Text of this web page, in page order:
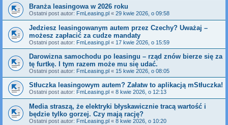
Branża leasingowa w 2026 roku
Ostatni post autor: FmLeasing.pl « 29 kwie 2026, o 09:58
Jedziesz leasingowanym autem przez Czechy? Uważaj –
możesz zapłacić za cudze mandaty
Ostatni post autor: FmLeasing.pl « 17 kwie 2026, o 15:59
Darowizna samochodu po leasingu – rząd znów bierze się za
tę furtkę. I tym razem może mu się udać.
Ostatni post autor: FmLeasing.pl « 15 kwie 2026, o 08:05
Stłuczka leasingowym autem? Załatw to aplikacją mStłuczka!
Ostatni post autor: FmLeasing.pl « 8 kwie 2026, o 12:13
Media straszą, że elektryki błyskawicznie tracą wartość i
będzie tylko gorzej. Czy mają rację?
Ostatni post autor: FmLeasing.pl « 8 kwie 2026, o 10:20